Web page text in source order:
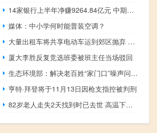
14家银行上半年净赚9264.84亿元 中期分红超2000亿创新举
媒体：中小学何时能普装空调？
大量出租车将共享电动车运到郊区抛弃 行业竞争下的无奈之举？
厦大李胜反复竞选班委被班主任当场驳回
生态环境部：解决老百姓“家门口”噪声问题，2023年投诉超570万件
亨特·拜登将于11月13日因枪支指控被判刑
82岁老人走失2天找到时已去世 高温下迷路成悲剧